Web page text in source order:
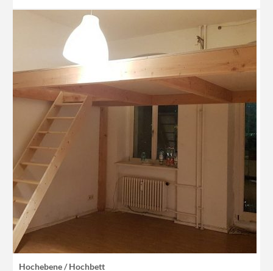
Hochebene / Hochbett